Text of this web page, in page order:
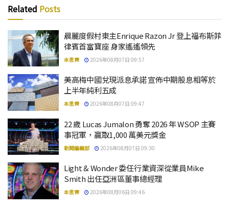
Related Posts
晨麗度假村東主Enrique Razon Jr 登上福布斯菲
律賓首富寶座 身家遙遙領先
本思齊 2026年08月07日 09:57
美高梅中國兌現派息承諾 宣佈中期股息相等於
上半年純利五成
本思齊 2026年08月07日 09:47
22 歲 Lucas Jumalon 勇奪 2026 年 WSOP 主賽
事冠軍，贏取1,000 萬美元獎金
新聞編輯部 2026年08月07日 09:30
Light & Wonder 委任行業資深從業員Mike
Smith 出任亞洲區董事總經理
本思齊 2026年08月06日 09:46